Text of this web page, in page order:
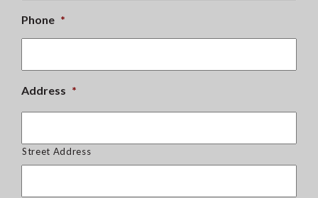
Phone *
Address *
Street Address